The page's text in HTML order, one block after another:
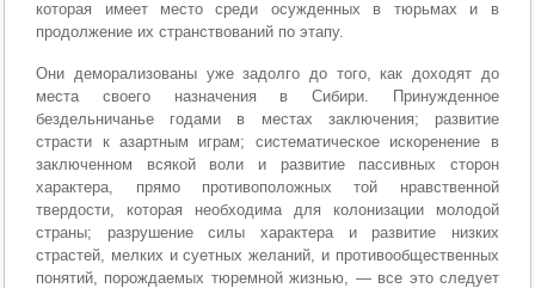
которая имеет место среди осужденных в тюрьмах и в
продолжение их странствований по этапу.
Они деморализованы уже задолго до того, как доходят до
места своего назначения в Сибири. Принужденное
бездельничанье годами в местах заключения; развитие
страсти к азартным играм; систематическое искоренение в
заключенном всякой воли и развитие пассивных сторон
характера, прямо противоположных той нравственной
твердости, которая необходима для колонизации молодой
страны; разрушение силы характера и развитие низких
страстей, мелких и суетных желаний, и противообщественных
понятий, порождаемых тюремной жизнью, — все это следует